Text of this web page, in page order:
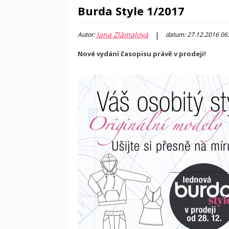
Burda Style 1/2017
Autor:Jana Zlámalová | datum: 27.12.2016
Nové vydání časopisu právě v prodeji!